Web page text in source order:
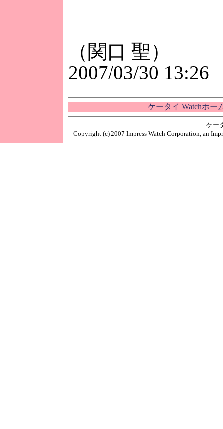
（関口 聖）
2007/03/30 13:26
ケータイ Watchホー
ケー
Copyright (c) 2007 Impress Watch Corporation, an